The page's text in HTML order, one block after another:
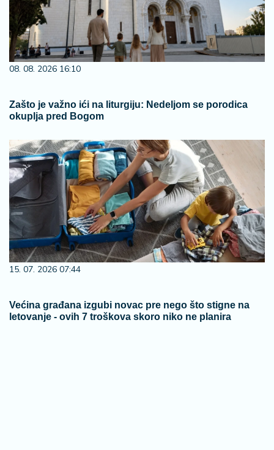
08. 08. 2026 16:10
Zašto je važno ići na liturgiju: Nedeljom se porodica
okuplja pred Bogom
15. 07. 2026 07:44
Većina građana izgubi novac pre nego što stigne na
letovanje - ovih 7 troškova skoro niko ne planira